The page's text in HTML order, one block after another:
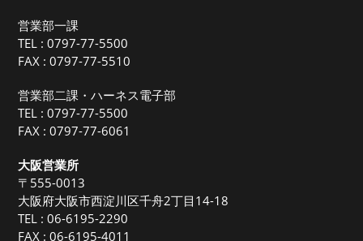
営業部一課
TEL :0797-77-5500
FAX : 0797-77-5510
営業部二課・ハーネス電子部
TEL :0797-77-5500
FAX : 0797-77-6061
大阪営業所
〒555-0013
大阪府大阪市西淀川区千舟2丁目14-18
TEL :06-6195-2290
FAX : 06-6195-4011